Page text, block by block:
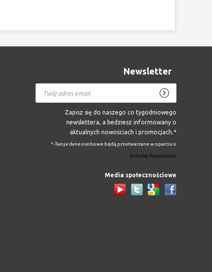
Newsletter
Zapisz się do naszego co tygodniowego
newslettera, a bedziesz informowany o
aktualnych nowościach i promocjach.*
*-Twoje dane osobowe będą przetwarzane w oparciu o
Politykę Prywatności
Media społecznościowe